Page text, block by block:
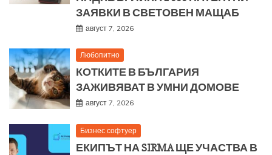
ЗАЯВКИ В СВЕТОВЕН МАЩАБ
август 7, 2026
Любопитно
КОТКИТЕ В БЪЛГАРИЯ
ЗАЖИВЯВАТ В УМНИ ДОМОВЕ
август 7, 2026
Бизнес софтуер
ЕКИПЪТ НА SIRMA ЩЕ УЧАСТВА В